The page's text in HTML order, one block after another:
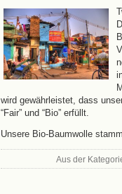
wird gewährleistet, dass
“Fair” und “Bio” erfüllt.
Unsere Bio-Baumwolle
Aus der